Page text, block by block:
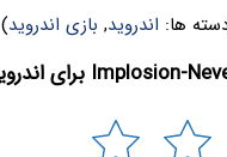
ها: اندروید, بازی اندروید)